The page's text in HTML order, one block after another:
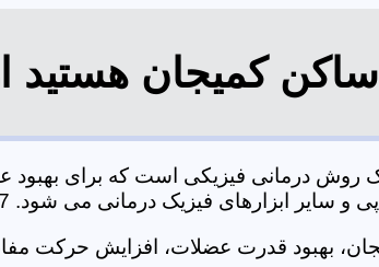
ساکن کمیجان هستید
یک روش درمانی فیزیکی است که برای
فیزیک درمانی می شود. 09106210197 خانم دکتر دمیرچی
بهبود قدرت عضلات، افزایش حرکت